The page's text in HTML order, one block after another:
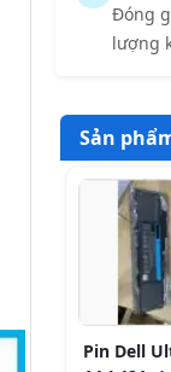
Đóng
lượng
Sản
Pin Dell